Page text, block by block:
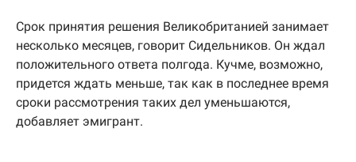
Срок принятия решения Великобританией занимает
несколько месяцев, говорит Сидельников. Он ждал
положительного ответа полгода. Кучме, возможно,
придется ждать меньше, так как в последнее время
сроки рассмотрения таких дел уменьшаются,
добавляет эмигрант.